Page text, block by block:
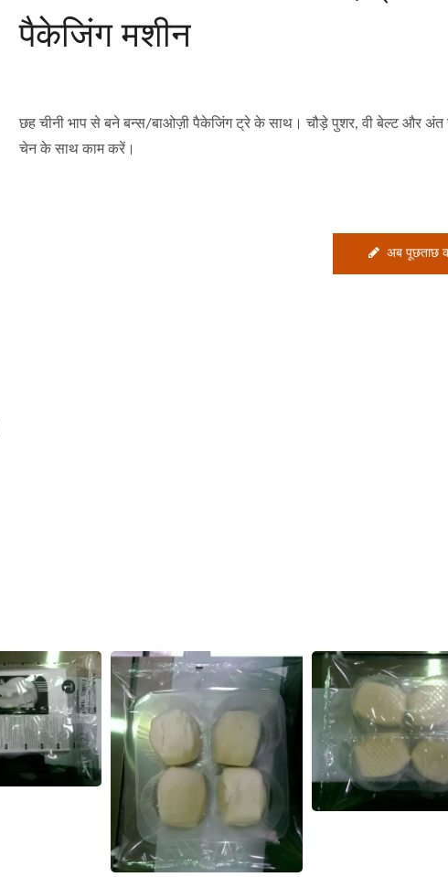
पैकेजिंग मशीन
छह चीनी भाप से बने बन्स/बाओज़ी पैकेजिंग ट्रे के साथ। चौड़े पुशर, वी बेल्ट और अंत
चेन के साथ काम करें।
अब पूछताछ